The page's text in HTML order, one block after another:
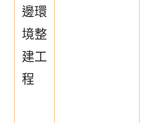
邊環
境整
建工
程